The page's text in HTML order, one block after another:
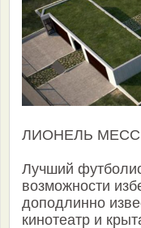
ЛИОНЕЛЬ
Лучший
возможности
доподлинно
кинотеатр и